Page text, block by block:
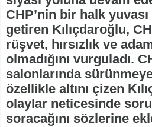
CHP’nin bir halk
getiren Kılıçdaroğlu,
rüşvet, hırsızlık ve
olmadığını vurguladı.
salonlarında
özellikle altını çizen
olaylar neticesinde
soracağını sözlerine